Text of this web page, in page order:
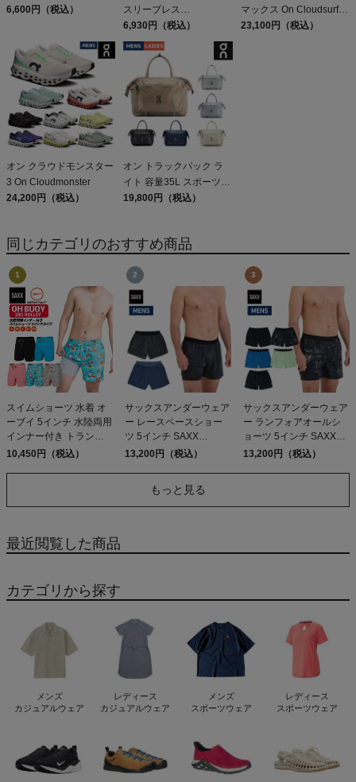
6,600円（税込）
スリーブレス
ELDORESO Boneman
Sleeveless
6,930円（税込）
マックス On Cloudsurfer
Max
23,100円（税込）
オン クラウドモンスター
3 On Cloudmonster
24,200円（税込）
オン トラックパック ラ
イト 容量35L スポーツ
ジム ハンドバッグ ショ
ドア 通勤 通学 On Track
19,800円（税込）
同じカテゴリのおすすめ商品
スイムショーツ 水着 オ
ーブイ 5インチ 水陸両用
インナー付き トランク
ス スポーツ 海水浴 海パ
贈り物 ギフト サックス
BUOY 2N1 VOLLEY
5inch SAXX
10,450円（税込）
サックスアンダーウェア
ー レースペースショー
ツ 5インチ SAXX
UNDERWEAR RACE
13,200円（税込）
サックスアンダーウェア
ー ランフォアオールシ
ョーツ 5インチ SAXX
UNDERWEAR RUN
13,200円（税込）
もっと見る
最近閲覧した商品
カテゴリから探す
メンズ
カジュアルウェア
レディース
カジュアルウェア
メンズ
スポーツウェア
レディース
スポーツウェア